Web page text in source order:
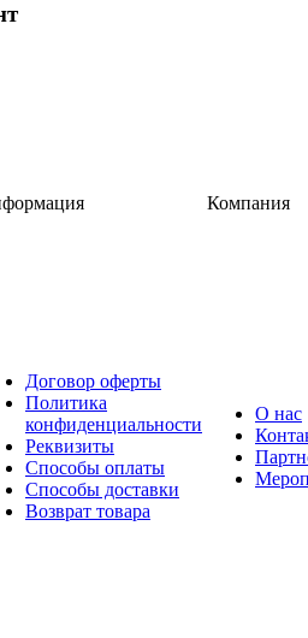
Компания
Договор оферты
Политика
конфиденциальности
Реквизиты
Способы оплаты
Способы доставки
Возврат товара
О нас